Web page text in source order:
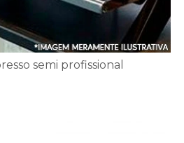
semi profissional